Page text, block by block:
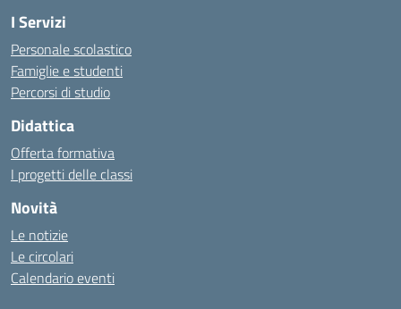
I Servizi
Personale scolastico
Famiglie e studenti
Percorsi di studio
Didattica
Offerta formativa
I progetti delle classi
Novità
Le notizie
Le circolari
Calendario eventi